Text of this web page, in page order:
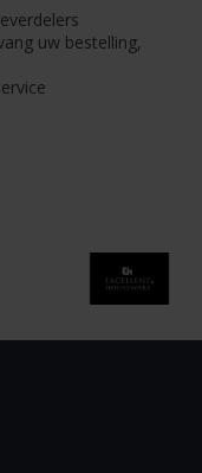
uw bestelling,